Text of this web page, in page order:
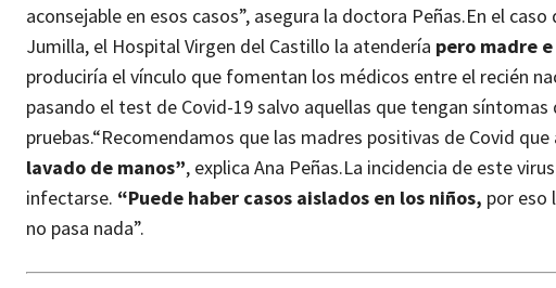
aconsejable en esos casos”, asegura la doctora Peñas.En el
Jumilla, el Hospital Virgen del Castillo la atendería pero madre
produciría el vínculo que fomentan los médicos entre el recién
pasando el test de Covid-19 salvo aquellas que tengan
pruebas.“Recomendamos que las madres positivas de Covid
lavado de manos”, explica Ana Peñas.La incidencia de este
infectarse. “Puede haber casos aislados en los niños, por eso
no pasa nada”.